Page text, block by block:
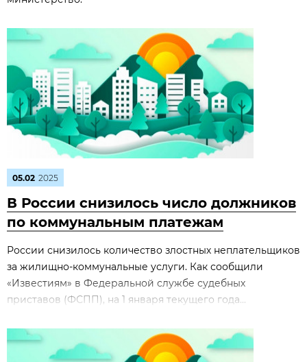
05.02 2025
В России снизилось число должников
по коммунальным платежам
России снизилось количество злостных неплательщиков
за жилищно-коммунальные услуги. Как сообщили
«Известиям» в Федеральной службе судебных
приставов (ФСПП), на 1 января текущего года...